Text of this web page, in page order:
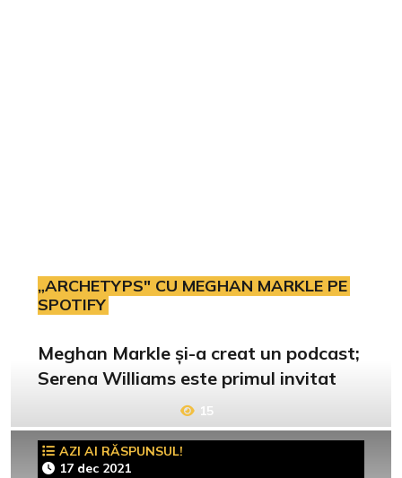
„ARCHETYPS" CU MEGHAN MARKLE PE
SPOTIFY
Meghan Markle și-a creat un podcast;
Serena Williams este primul invitat
15
AZI AI RĂSPUNSUL!
17 dec 2021